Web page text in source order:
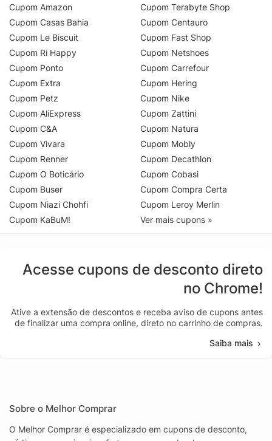
Cupom Amazon
Cupom Casas Bahia
Cupom Le Biscuit
Cupom Ri Happy
Cupom Ponto
Cupom Extra
Cupom Petz
Cupom AliExpress
Cupom C&A
Cupom Vivara
Cupom Renner
Cupom O Boticário
Cupom Buser
Cupom Niazi Chohfi
Cupom KaBuM!
Cupom Terabyte Shop
Cupom Centauro
Cupom Fast Shop
Cupom Netshoes
Cupom Carrefour
Cupom Hering
Cupom Nike
Cupom Zattini
Cupom Natura
Cupom Mobly
Cupom Decathlon
Cupom Cobasi
Cupom Compra Certa
Cupom Leroy Merlin
Ver mais cupons »
Acesse cupons de desconto direto
no Chrome!
Ative a extensão de descontos e receba aviso de cupons antes
de finalizar uma compra online, direto no carrinho de compras.
Saiba mais
Sobre o Melhor Comprar
O Melhor Comprar é especializado em cupons de desconto,